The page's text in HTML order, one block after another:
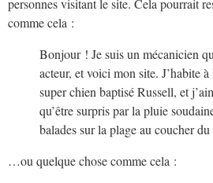
personnes visitant le site. Cela pourrait
comme cela :
Bonjour ! Je suis un mécanicien
acteur, et voici mon site. J’habite
super chien baptisé Russell, et
qu’être surpris par la pluie
balades sur la plage au coucher
…ou quelque chose comme cela :